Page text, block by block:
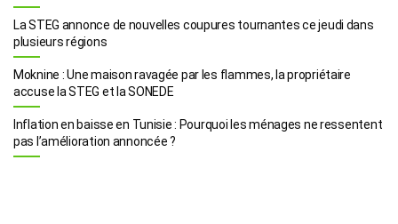
La STEG annonce de nouvelles coupures tournantes ce jeudi dans
plusieurs régions
Moknine : Une maison ravagée par les flammes, la propriétaire
accuse la STEG et la SONEDE
Inflation en baisse en Tunisie : Pourquoi les ménages ne ressentent
pas l’amélioration annoncée ?